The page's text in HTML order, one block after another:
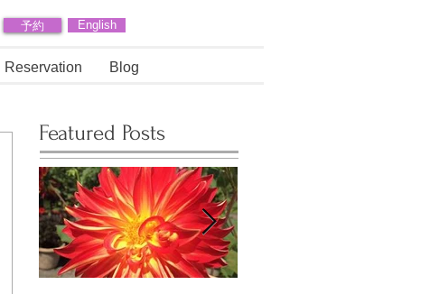
予約 English
Reservation Blog
Featured Posts